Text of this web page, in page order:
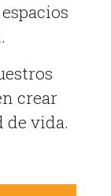
crear
de vida.